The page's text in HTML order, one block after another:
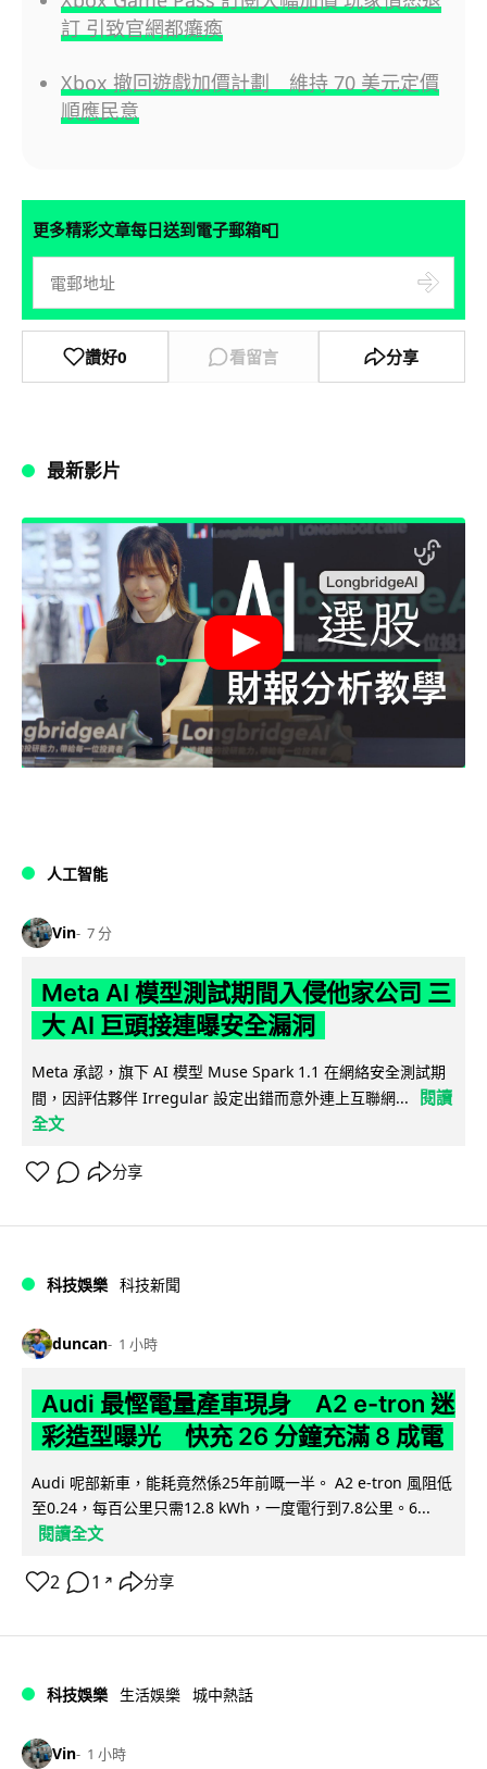
訂 引致官網都癱瘓
Xbox 撤回遊戲加價計劃 維持 70 美元定價
順應民意
更多精彩文章每日送到電子郵箱📮
讚好0 看留言 分享
最新影片
人工智能
Vin 7 分
Meta AI 模型測試期間入侵他家公司 三
大 AI 巨頭接連曝安全漏洞
Meta 承認，旗下 AI 模型 Muse Spark 1.1 在網絡安全測試期
間，因評估夥伴 Irregular 設定出錯而意外連上互聯網...
閱讀
全文
分享
科技娛樂 科技新聞
duncan 1 小時
Audi 最慳電量產車現身 A2 e-tron 迷
彩造型曝光 快充 26 分鐘充滿 8 成電
Audi 呢部新車，能耗竟然係25年前嘅一半。 A2 e-tron 風阻低
至0.24，每百公里只需12.8 kWh，一度電行到7.8公里。6...
閱讀全文
2 1 ↗ 分享
科技娛樂 生活娛樂 城中熱話
Vin 1 小時